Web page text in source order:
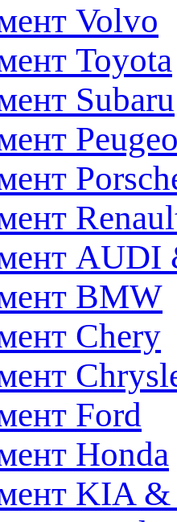
Volvo
Toyota
Subaru
AUDI
BMW
Chery
Ford
Honda
KIA